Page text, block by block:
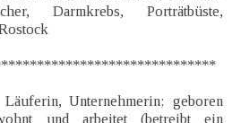
Darmkrebs, Porträtbüste,
Unternehmerin; geboren
und arbeitet (betreibt ein